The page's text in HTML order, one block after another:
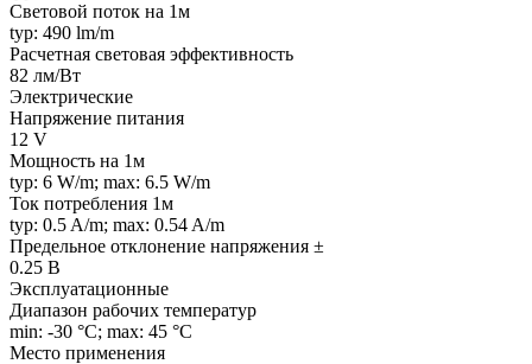
Световой поток на 1м
typ: 490 lm/m
Расчетная световая эффективность
82 лм/Вт
Электрические
Напряжение питания
12 V
Мощность на 1м
typ: 6 W/m; max: 6.5 W/m
Ток потребления 1м
typ: 0.5 A/m; max: 0.54 A/m
Предельное отклонение напряжения ±
0.25 В
Эксплуатационные
Диапазон рабочих температур
min: -30 °C; max: 45 °C
Место применения